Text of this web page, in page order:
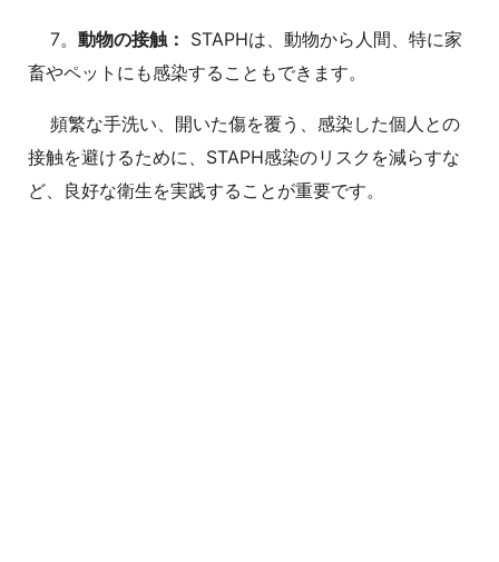
7。 動物の接触： STAPHは、動物から人間、特に家
畜やペットにも感染することもできます。
頻繁な手洗い、開いた傷を覆う、感染した個人との
接触を避けるために、STAPH感染のリスクを減らすな
ど、良好な衛生を実践することが重要です。